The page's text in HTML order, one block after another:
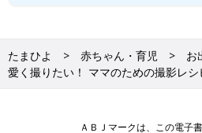
たまひよ 赤ちゃん・育児
お
愛く撮りたい！ ママのための撮影レシ
ＡＢＪマークは、この電子